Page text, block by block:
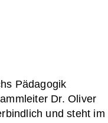
Pädagogik
Dr. Oliver
und steht im